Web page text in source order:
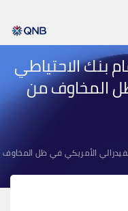
بنك الاحتياطي
المخاوف من
الأمريكي في ظل